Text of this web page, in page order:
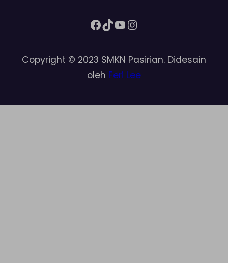
Facebook
TikTok
YouTube
Instagram
Copyright © 2023 SMKN Pasirian. Didesain
oleh Feri Lee